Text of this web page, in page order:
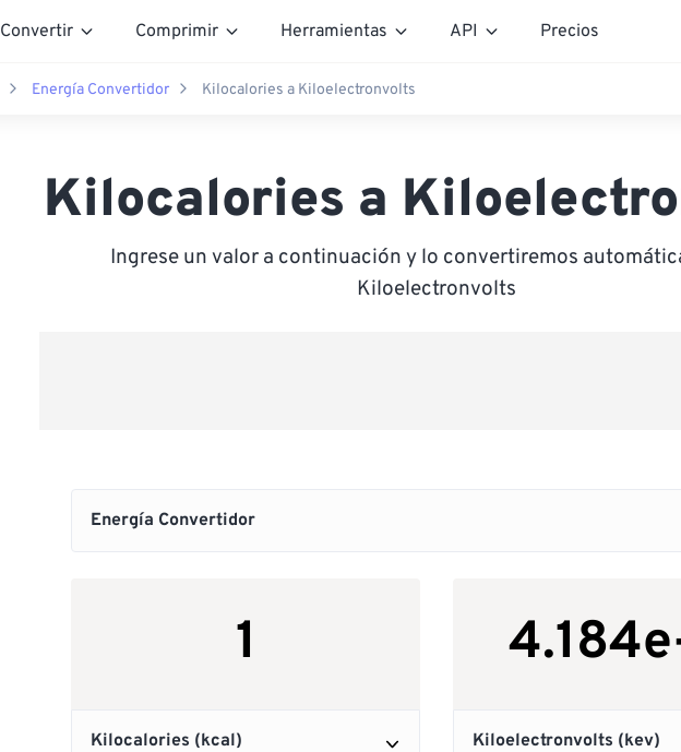
Convertir Comprimir Herramientas API Precios
Energía Convertidor Kilocalories a Kiloelectronvolts
Kilocalories a
Ingrese un valor a continuación y lo convertiremos
Kiloelectronvolts